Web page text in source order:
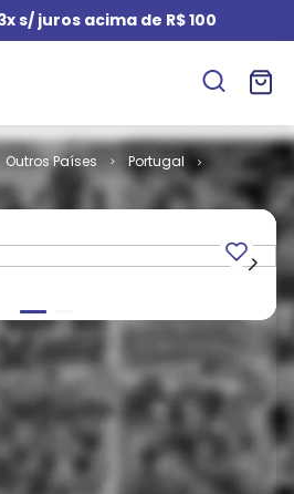
s/ juros acima de R$ 100
Outros Países
Portugal